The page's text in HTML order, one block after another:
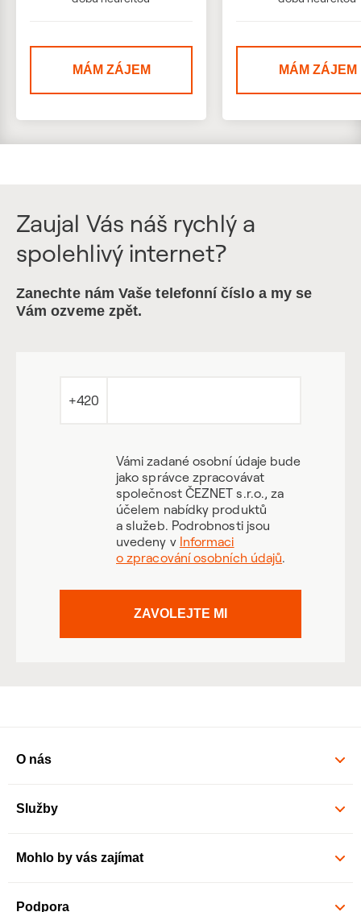
MÁM ZÁJEM MÁM ZÁJEM
Zaujal Vás náš rychlý a
spolehlivý internet?
Zanechte nám Vaše telefonní číslo a my se
Vám ozveme zpět.
+420
Vámi zadané osobní údaje bude
jako správce zpracovávat
společnost ČEZNET s.r.o., za
účelem nabídky produktů
a služeb. Podrobnosti jsou
uvedeny v Informaci
o zpracování osobních údajů.
ZAVOLEJTE MI
O nás
Služby
Mohlo by vás zajímat
Podpora